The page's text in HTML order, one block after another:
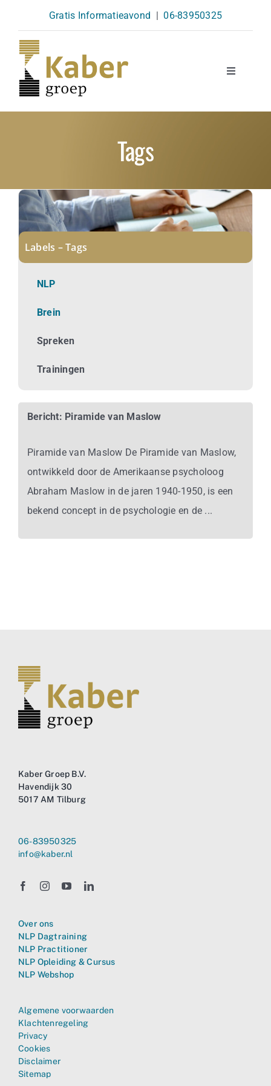
content
Gratis Informatieavond | 06-83950325
Toggle
Opleidingen
Agenda
Over Ons
Kennisbank
Tags
Labels – Tags
NLP
Brein
Spreken
Trainingen
Bericht: Piramide van Maslow
Piramide van Maslow De Piramide van Maslow,
ontwikkeld door de Amerikaanse psycholoog
Abraham Maslow in de jaren 1940-1950, is een
bekend concept in de psychologie en de ...
Kaber Groep B.V.
Havendijk 30
5017 AM Tilburg
06-83950325
info@kaber.nl
Over ons
NLP Dagtraining
NLP Practitioner
NLP Opleiding & Cursus
NLP Webshop
Algemene voorwaarden
Klachtenregeling
Privacy
Cookies
Disclaimer
Sitemap